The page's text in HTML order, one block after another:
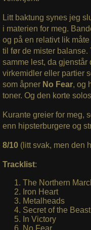
Litt baktung synes jeg
i materien for meg.
og på en relativt lik
til før de mister balanse.
samme lest, da gjenstår
virkemidler eller partier
som åpner No Fear, og
toner. Og den korte
Kurante greier for meg,
enn hipsterburgere og
8/10(litt svak, men den
Tracklist:
The Northern
Iron Heart
Metalheads
Secret of the Beast
In Victory
No Fear